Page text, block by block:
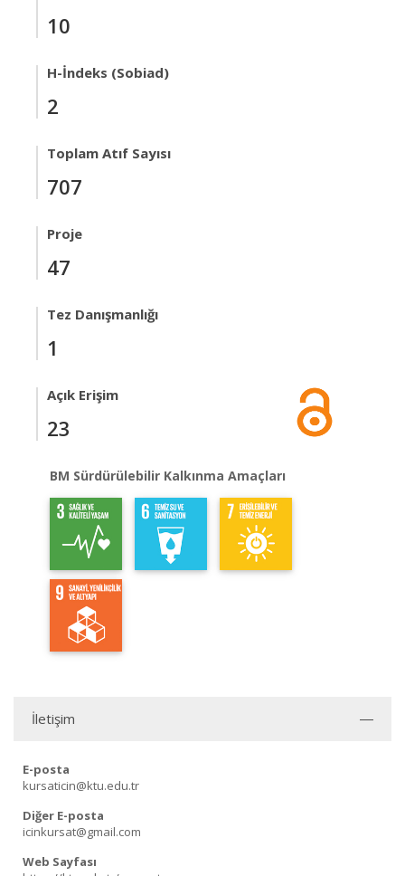
10
H-İndeks (Sobiad)
2
Toplam Atıf Sayısı
707
Proje
47
Tez Danışmanlığı
1
Açık Erişim
23
BM Sürdürülebilir Kalkınma Amaçları
İletişim
E-posta
kursaticin@ktu.edu.tr
Diğer E-posta
icinkursat@gmail.com
Web Sayfası